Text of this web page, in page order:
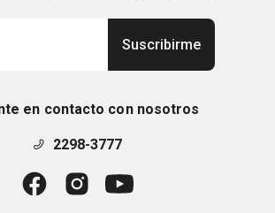
Suscribirme
en contacto con nosotros
2298-3777